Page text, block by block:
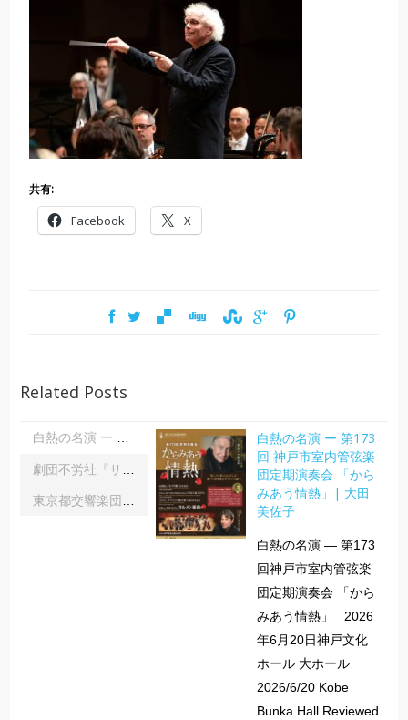
共有:
Facebook X
Related Posts
白熱の名演 ー 第173回 神戸市室内管弦楽団定期演奏会 「からみあう情熱」| 大田美佐子
白熱の名演 ー 第173
回 神戸市室内管弦楽
団定期演奏会 「から
みあう情熱」| 大田
美佐子
白熱の名演 ― 第173
回神戸市室内管弦楽
団定期演奏会 「から
みあう情熱」 2026
年6月20日神戸文化
ホール 大ホール
2026/6/20 Kobe
Bunka Hall Reviewed